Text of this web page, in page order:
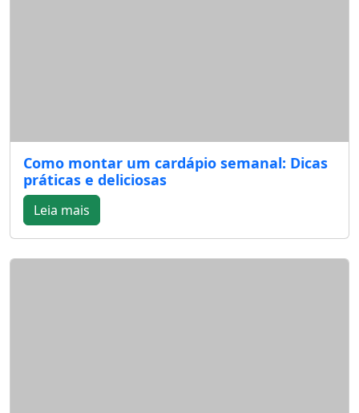
Como montar um cardápio semanal: Dicas
práticas e deliciosas
Leia mais